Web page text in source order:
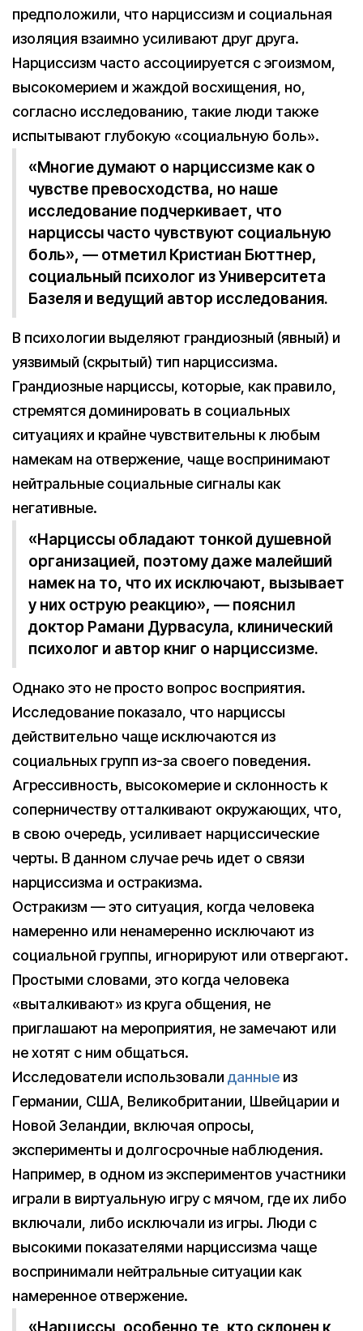
предположили, что нарциссизм и социальная
изоляция взаимно усиливают друг друга.
Нарциссизм часто ассоциируется с эгоизмом,
высокомерием и жаждой восхищения, но,
согласно исследованию, такие люди также
испытывают глубокую «социальную боль».
«Многие думают о нарциссизме как о
чувстве превосходства, но наше
исследование подчеркивает, что
нарциссы часто чувствуют социальную
боль», — отметил Кристиан Бюттнер,
социальный психолог из Университета
Базеля и ведущий автор исследования.
В психологии выделяют грандиозный (явный) и
уязвимый (скрытый) тип нарциссизма.
Грандиозные нарциссы, которые, как правило,
стремятся доминировать в социальных
ситуациях и крайне чувствительны к любым
намекам на отвержение, чаще воспринимают
нейтральные социальные сигналы как
негативные.
«Нарциссы обладают тонкой душевной
организацией, поэтому даже малейший
намек на то, что их исключают, вызывает
у них острую реакцию», — пояснил
доктор Рамани Дурвасула, клинический
психолог и автор книг о нарциссизме.
Однако это не просто вопрос восприятия.
Исследование показало, что нарциссы
действительно чаще исключаются из
социальных групп из-за своего поведения.
Агрессивность, высокомерие и склонность к
соперничеству отталкивают окружающих, что,
в свою очередь, усиливает нарциссические
черты. В данном случае речь идет о связи
нарциссизма и остракизма.
Остракизм — это ситуация, когда человека
намеренно или ненамеренно исключают из
социальной группы, игнорируют или отвергают.
Простыми словами, это когда человека
«выталкивают» из круга общения, не
приглашают на мероприятия, не замечают или
не хотят с ним общаться.
Исследователи использовали данные из
Германии, США, Великобритании, Швейцарии и
Новой Зеландии, включая опросы,
эксперименты и долгосрочные наблюдения.
Например, в одном из экспериментов участники
играли в виртуальную игру с мячом, где их либо
включали, либо исключали из игры. Люди с
высокими показателями нарциссизма чаще
воспринимали нейтральные ситуации как
намеренное отвержение.